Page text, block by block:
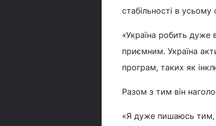
стабільності в усьому
«Україна робить дуже
приємним. Україна
програм, таких як
Разом з тим він
«Я дуже пишаюсь тим,